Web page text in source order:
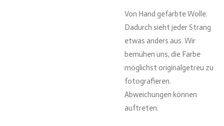
Von Hand gefärbte Wolle.
Dadurch sieht jeder Strang
etwas anders aus. Wir
bemühen uns, die Farbe
möglichst originalgetreu zu
fotografieren.
Abweichungen können
auftreten.